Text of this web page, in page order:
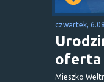
czwartek,
oferta
Mieszko